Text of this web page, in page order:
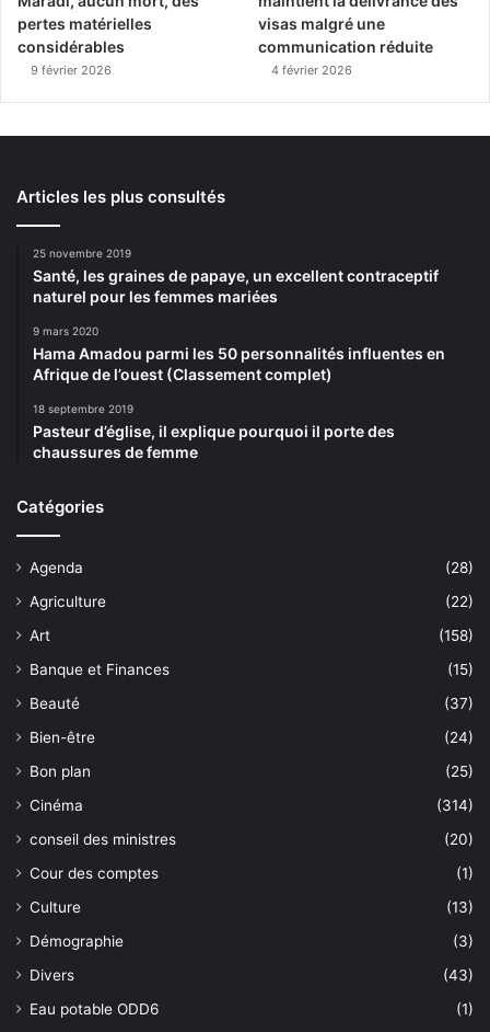
pertes matérielles
considérables
9 février 2026
visas malgré une
communication réduite
4 février 2026
Articles les plus consultés
25 novembre 2019
Santé, les graines de papaye, un excellent contraceptif
naturel pour les femmes mariées
9 mars 2020
Hama Amadou parmi les 50 personnalités influentes en
Afrique de l’ouest (Classement complet)
18 septembre 2019
Pasteur d’église, il explique pourquoi il porte des
chaussures de femme
Catégories
Agenda
(28)
Agriculture
(22)
Art
(158)
Banque et Finances
(15)
Beauté
(37)
Bien-être
(24)
Bon plan
(25)
Cinéma
(314)
conseil des ministres
(20)
Cour des comptes
(1)
Culture
(13)
Démographie
(3)
Divers
(43)
Eau potable ODD6
(1)